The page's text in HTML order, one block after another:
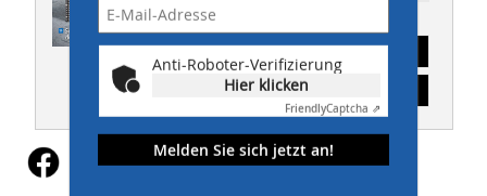
Abonnement
Inhaltsverzeichnis
Anti-Roboter-Verifizierung
Hier klicken
FriendlyCaptcha ⇗
Melden Sie sich jetzt an!